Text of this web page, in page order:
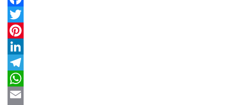
Facebook
Twitter
Pinterest
LinkedIn
Telegram
WhatsApp